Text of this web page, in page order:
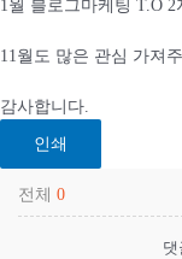
1월 블로그마케팅 T.O
11월도 많은 관심 가져
감사합니다.
인쇄
전체 0
댓